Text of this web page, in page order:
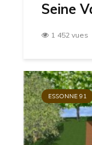
Seine
1 452 vues
ESSONNE 91